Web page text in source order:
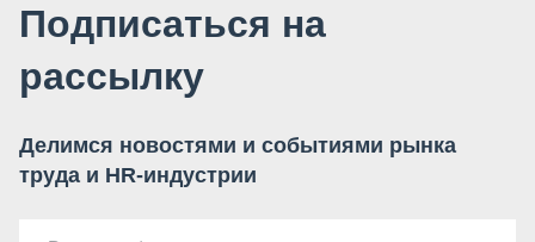
Подписаться на
рассылку
Делимся новостями и событиями рынка
труда и HR-индустрии